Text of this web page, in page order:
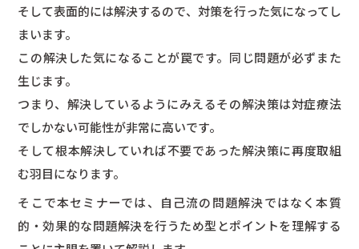
そして表面的には解決するので、対策を行った気になってし
まいます。
この解決した気になることが罠です。同じ問題が必ずまた
生じます。
つまり、解決しているようにみえるその解決策は対症療法
でしかない可能性が非常に高いです。
そして根本解決していれば不要であった解決策に再度取組
む羽目になります。
そこで本セミナーでは、自己流の問題解決ではなく本質
的・効果的な問題解決を行うため型とポイントを理解する